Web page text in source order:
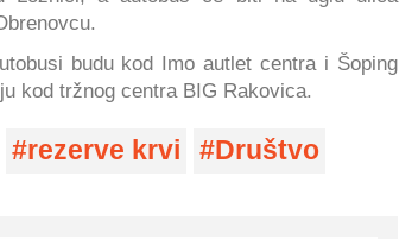
budu kod Imo autlet centra i Šoping
kod tržnog centra BIG Rakovica.
rezerve krvi Društvo